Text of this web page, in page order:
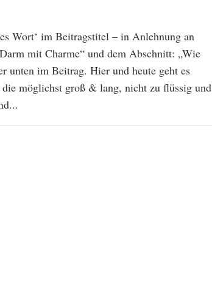
Wort‘ im Beitragstitel – in Anlehnung an
mit Charme“ und dem Abschnitt: „Wie
unten im Beitrag. Hier und heute geht es
möglichst groß & lang, nicht zu flüssig und